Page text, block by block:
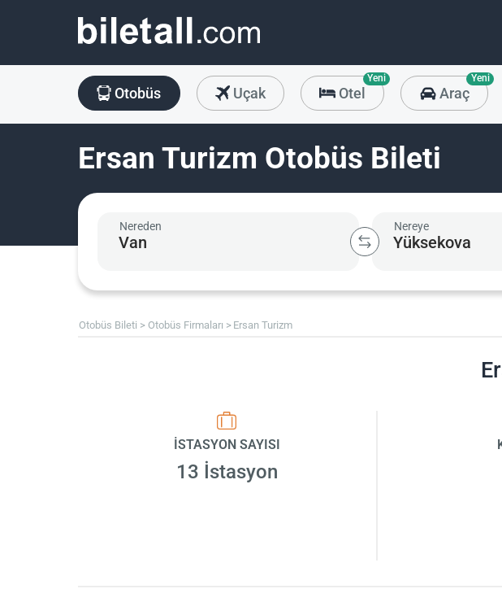
Otobüs Uçak Otel
Yeni
Araç
Yeni
Ersan Turizm Otobüs Bileti
Nereden Nereye
Otobüs Bileti Otobüs Firmaları Ersan Turizm
İSTASYON SAYISI
13 İstasyon